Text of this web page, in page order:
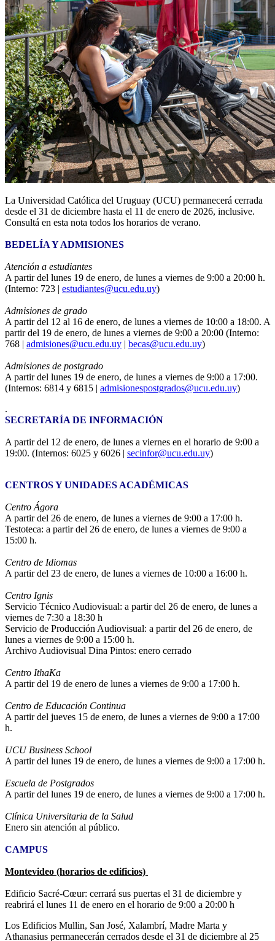
La Universidad Católica del Uruguay (UCU) permanecerá cerrada
desde el 31 de diciembre hasta el 11 de enero de 2026, inclusive.
Consultá en esta nota todos los horarios de verano.
BEDELÍA Y ADMISIONES
Atención a estudiantes
A partir del lunes 19 de enero, de lunes a viernes de 9:00 a 20:00 h.
(Interno: 723 | estudiantes@ucu.edu.uy)
Admisiones de grado
A partir del 12 al 16 de enero, de lunes a viernes de 10:00 a 18:00. A
partir del 19 de enero, de lunes a viernes de 9:00 a 20:00 (Interno:
768 | admisiones@ucu.edu.uy | becas@ucu.edu.uy)
Admisiones de postgrado
A partir del lunes 19 de enero, de lunes a viernes de 9:00 a 17:00.
(Internos: 6814 y 6815 | admisionespostgrados@ucu.edu.uy)
.
SECRETARÍA DE INFORMACIÓN
A partir del 12 de enero, de lunes a viernes en el horario de 9:00 a
19:00. (Internos: 6025 y 6026 | secinfor@ucu.edu.uy)
CENTROS Y UNIDADES ACADÉMICAS
Centro Ágora
A partir del 26 de enero, de lunes a viernes de 9:00 a 17:00 h.
Testoteca: a partir del 26 de enero, de lunes a viernes de 9:00 a
15:00 h.
Centro de Idiomas
A partir del 23 de enero, de lunes a viernes de 10:00 a 16:00 h.
Centro Ignis
Servicio Técnico Audiovisual: a partir del 26 de enero, de lunes a
viernes de 7:30 a 18:30 h
Servicio de Producción Audiovisual: a partir del 26 de enero, de
lunes a viernes de 9:00 a 15:00 h.
Archivo Audiovisual Dina Pintos: enero cerrado
Centro IthaKa
A partir del 19 de enero de lunes a viernes de 9:00 a 17:00 h.
Centro de Educación Continua
A partir del jueves 15 de enero, de lunes a viernes de 9:00 a 17:00
h.
UCU Business School
A partir del lunes 19 de enero, de lunes a viernes de 9:00 a 17:00 h.
Escuela de Postgrados
A partir del lunes 19 de enero, de lunes a viernes de 9:00 a 17:00 h.
Clínica Universitaria de la Salud
Enero sin atención al público.
CAMPUS
Montevideo (horarios de edificios)
Edificio Sacré-Cœur: cerrará sus puertas el 31 de diciembre y
reabrirá el lunes 11 de enero en el horario de 9:00 a 20:00 h
Los Edificios Mullin, San José, Xalambrí, Madre Marta y
Athanasius permanecerán cerrados desde el 31 de diciembre al 25